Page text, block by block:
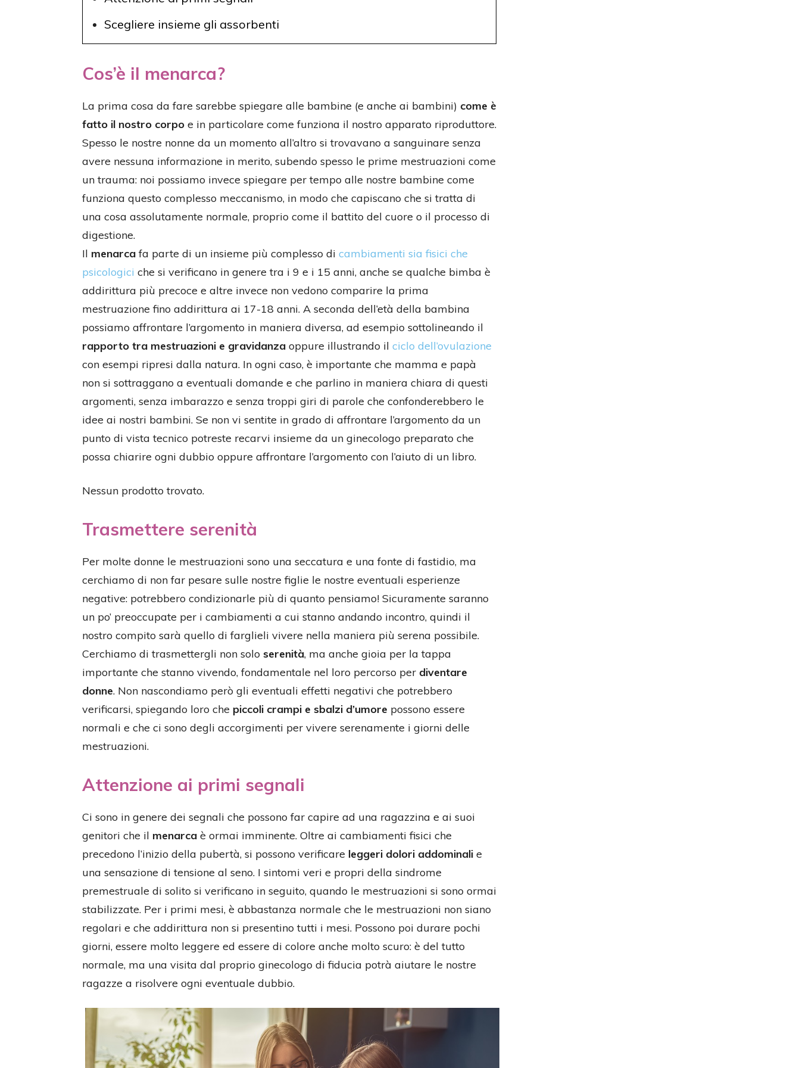
Scegliere insieme gli assorbenti
Cos’è il menarca?
La prima cosa da fare sarebbe spiegare alle bambine (e anche ai bambini) come è
fatto il nostro corpo e in particolare come funziona il nostro apparato riproduttore.
Spesso le nostre nonne da un momento all’altro si trovavano a sanguinare senza
avere nessuna informazione in merito, subendo spesso le prime mestruazioni come
un trauma: noi possiamo invece spiegare per tempo alle nostre bambine come
funziona questo complesso meccanismo, in modo che capiscano che si tratta di
una cosa assolutamente normale, proprio come il battito del cuore o il processo di
digestione.
Il menarca fa parte di un insieme più complesso di cambiamenti sia fisici che
psicologici che si verificano in genere tra i 9 e i 15 anni, anche se qualche bimba è
addirittura più precoce e altre invece non vedono comparire la prima
mestruazione fino addirittura ai 17-18 anni. A seconda dell’età della bambina
possiamo affrontare l’argomento in maniera diversa, ad esempio sottolineando il
rapporto tra mestruazioni e gravidanza oppure illustrando il ciclo dell’ovulazione
con esempi ripresi dalla natura. In ogni caso, è importante che mamma e papà
non si sottraggano a eventuali domande e che parlino in maniera chiara di questi
argomenti, senza imbarazzo e senza troppi giri di parole che confonderebbero le
idee ai nostri bambini. Se non vi sentite in grado di affrontare l’argomento da un
punto di vista tecnico potreste recarvi insieme da un ginecologo preparato che
possa chiarire ogni dubbio oppure affrontare l’argomento con l’aiuto di un libro.
Nessun prodotto trovato.
Trasmettere serenità
Per molte donne le mestruazioni sono una seccatura e una fonte di fastidio, ma
cerchiamo di non far pesare sulle nostre figlie le nostre eventuali esperienze
negative: potrebbero condizionarle più di quanto pensiamo! Sicuramente saranno
un po’ preoccupate per i cambiamenti a cui stanno andando incontro, quindi il
nostro compito sarà quello di farglieli vivere nella maniera più serena possibile.
Cerchiamo di trasmettergli non solo serenità, ma anche gioia per la tappa
importante che stanno vivendo, fondamentale nel loro percorso per diventare
donne. Non nascondiamo però gli eventuali effetti negativi che potrebbero
verificarsi, spiegando loro che piccoli crampi e sbalzi d’umore possono essere
normali e che ci sono degli accorgimenti per vivere serenamente i giorni delle
mestruazioni.
Attenzione ai primi segnali
Ci sono in genere dei segnali che possono far capire ad una ragazzina e ai suoi
genitori che il menarca è ormai imminente. Oltre ai cambiamenti fisici che
precedono l’inizio della pubertà, si possono verificare leggeri dolori addominali e
una sensazione di tensione al seno. I sintomi veri e propri della sindrome
premestruale di solito si verificano in seguito, quando le mestruazioni si sono ormai
stabilizzate. Per i primi mesi, è abbastanza normale che le mestruazioni non siano
regolari e che addirittura non si presentino tutti i mesi. Possono poi durare pochi
giorni, essere molto leggere ed essere di colore anche molto scuro: è del tutto
normale, ma una visita dal proprio ginecologo di fiducia potrà aiutare le nostre
ragazze a risolvere ogni eventuale dubbio.